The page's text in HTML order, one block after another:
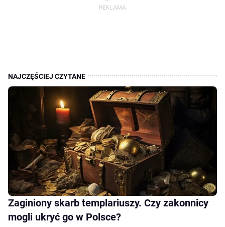
Zaginiony skarb templariuszy. Czy zakonnicy
mogli ukryć go w Polsce?